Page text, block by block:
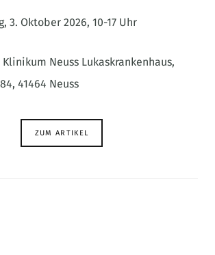
3. Oktober 2026, 10-17 Uhr
Neuss Lukaskrankenhaus,
41464 Neuss
ZUM ARTIKEL